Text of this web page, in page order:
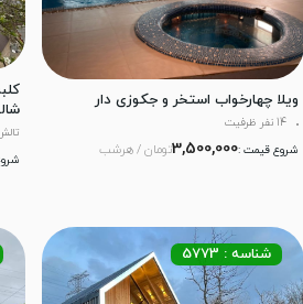
ویلا چهارخواب استخر و جکوزی دار
14 نفر ظرفیت
شروع قیمت :3,500,000تومان / هرشب
شناسه : 5773